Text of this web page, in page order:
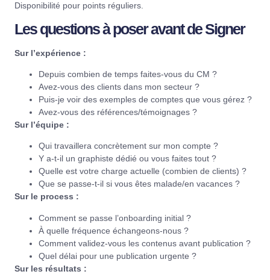
Disponibilité pour points réguliers.
Les questions à poser avant de Signer
Sur l’expérience :
Depuis combien de temps faites-vous du CM ?
Avez-vous des clients dans mon secteur ?
Puis-je voir des exemples de comptes que vous gérez ?
Avez-vous des références/témoignages ?
Sur l’équipe :
Qui travaillera concrètement sur mon compte ?
Y a-t-il un graphiste dédié ou vous faites tout ?
Quelle est votre charge actuelle (combien de clients) ?
Que se passe-t-il si vous êtes malade/en vacances ?
Sur le process :
Comment se passe l’onboarding initial ?
À quelle fréquence échangeons-nous ?
Comment validez-vous les contenus avant publication ?
Quel délai pour une publication urgente ?
Sur les résultats :